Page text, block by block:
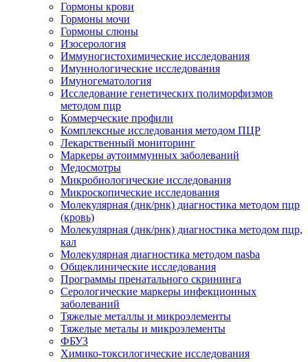
Гормоны крови
Гормоны мочи
Гормоны слюны
Изосерология
Иммуногистохимические исследования
Имуннологические исследования
Имуногематология
Исследование генетических полиморфизмов
методом пцр
Коммерческие профили
Комплексные исследования методом ПЦР
Лекарственный мониторинг
Маркеры аутоиммунных заболеваний
Медосмотры
Микробиологические исследования
Микроскопические исследования
Молекулярная (днк/рнк) диагностика методом пцр
(кровь)
Молекулярная (днк/рнк) диагностика методом пцр,
кал
Молекулярная диагностика методом nasba
Общеклинические исследования
Программы пренатального скрининга
Серологические маркеры инфекционных
заболеваний
Тяжелые металлы и микроэлементы
Тяжелые металы и микроэлементы
ФБУЗ
Химико-токсилогические исследования